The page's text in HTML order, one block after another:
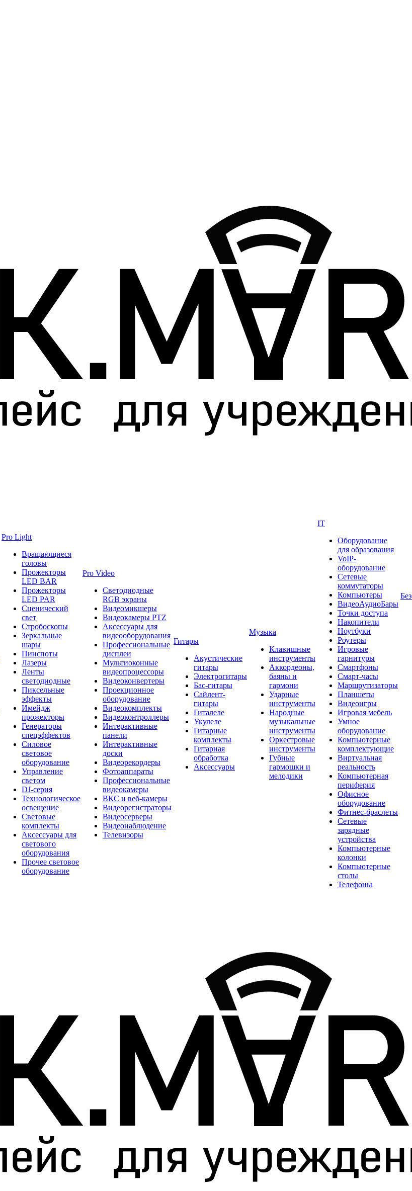
Pro Light
Вращающиеся
головы
Прожекторы
LED BAR
Прожекторы
LED PAR
Сценический
свет
Стробоскопы
Зеркальные
шары
Пинспоты
Лазеры
Ленты
светодиодные
Пиксельные
эффекты
Имейдж
прожекторы
Генераторы
спецэффектов
Силовое
световое
оборудование
Управление
светом
DJ-серия
Технологическое
освещение
Световые
комплекты
Аксессуары для
светового
оборудования
Прочее световое
оборудование
Pro Video
Светодиодные
RGB экраны
Видеомикшеры
Видеокамеры PTZ
Аксессуары для
видеооборудования
Профессиональные
дисплеи
Мультиоконные
видеопроцессоры
Видеоконвертеры
Проекционное
оборудование
Видеокомплекты
Видеоконтроллеры
Интерактивные
панели
Интерактивные
доски
Видеорекордеры
Фотоаппараты
Профессиональные
видеокамеры
ВКС и веб-камеры
Видеорегистраторы
Видеосерверы
Видеонаблюдение
Телевизоры
Гитары
Акустические
гитары
Электрогитары
Бас-гитары
Сайлент-
гитары
Гиталеле
Укулеле
Гитарные
комплекты
Гитарная
обработка
Аксессуары
Музыка
Клавишные
инструменты
Аккордеоны,
баяны и
гармони
Ударные
инструменты
Народные
музыкальные
инструменты
Оркестровые
инструменты
Губные
гармошки и
мелодики
IT
Оборудование
для образования
VoIP-
оборудование
Сетевые
коммутаторы
Компьютеры
ВидеоАудиоБары
Точки доступа
Накопители
Ноутбуки
Роутеры
Игровые
гарнитуры
Смартфоны
Смарт-часы
Маршрутизаторы
Планшеты
Видеоигры
Игровая мебель
Умное
оборудование
Компьютерные
комплектующие
Виртуальная
реальность
Компьютерная
периферия
Офисное
оборудование
Фитнес-браслеты
Сетевые
зарядные
устройства
Компьютерные
колонки
Компьютерные
столы
Телефоны